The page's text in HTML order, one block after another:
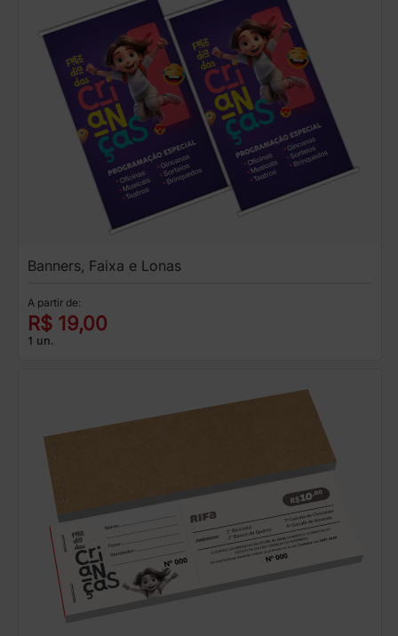
Banners, Faixa e Lonas
A partir de:
R$ 19,00
1 un.